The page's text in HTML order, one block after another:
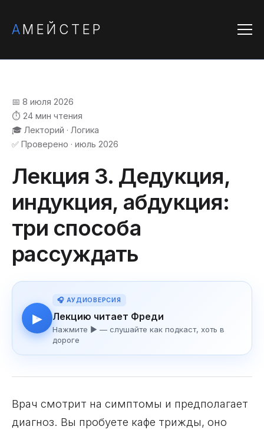
АМЕЙСТЕР
📅 8 июля 2026
⏱️ 24 мин чтения
🎓 Лекторий · Логика
✅ Проверено · июль 2026
Лекция 3. Дедукция,
индукция, абдукция:
три способа
рассуждать
▶
🎧 АУДИОВЕРСИЯ
Лекцию читает Фреди
Нажмите ▶ — слушайте как подкаст, хоть в
дороге
Врач смотрит на симптомы и предполагает
диагноз. Вы пробуете кафе трижды, оно